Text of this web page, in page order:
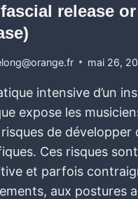
release
mai 26,
intensive d’un
expose les
de développer
Ces risques
et parfois
aux postures